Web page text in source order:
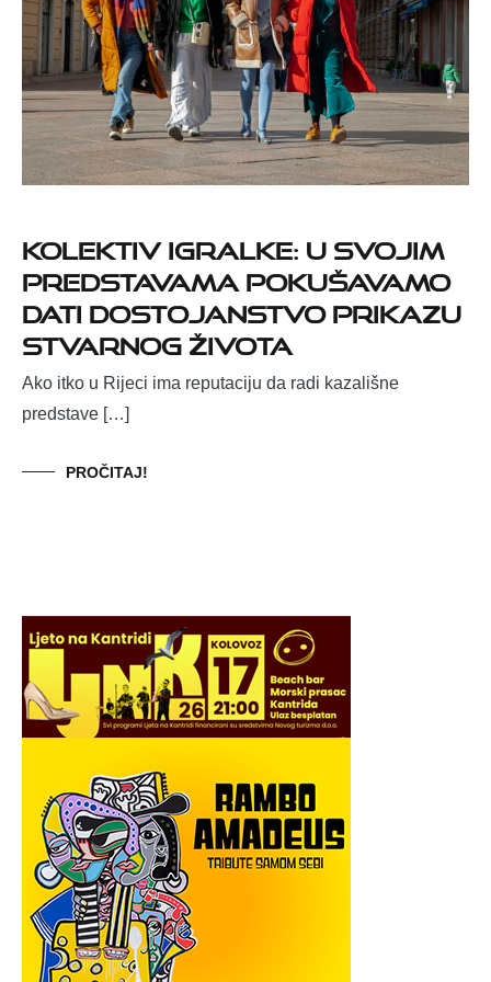
Kolektiv Igralke: U svojim
predstavama pokušavamo
dati dostojanstvo prikazu
stvarnog života
Ako itko u Rijeci ima reputaciju da radi kazališne
predstave […]
PROČITAJ!